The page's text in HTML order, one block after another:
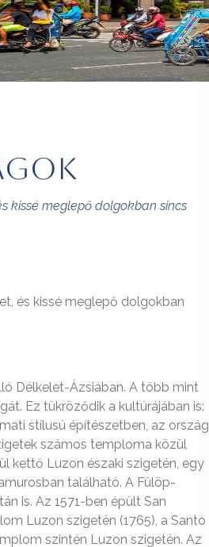
kissé meglepő dolgokban sincs
és kissé meglepő dolgokban
Délkelet-Ázsiában. A több mint
Ez tükröződik a kultúrájában is:
stílusú építészetben, az ország
számos temploma közül
kettő Luzon északi szigetén, egy
található. A Fülöp-
is. Az 1571-ben épült San
Luzon szigetén (1765), a Santo
szintén Luzon szigetén. Az